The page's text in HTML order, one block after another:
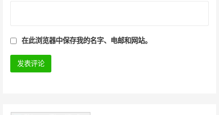
在此浏览器中保存我的名字、电邮和网站。